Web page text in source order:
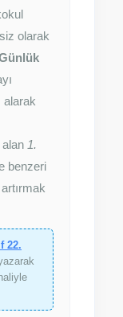
olarak
alarak
1.
benzeri
22.